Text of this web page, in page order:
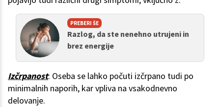
PREBERI ŠE
Razlog, da ste nenehno utrujeni in
brez energije
Izčrpanost: Oseba se lahko počuti izčrpano tudi po
minimalnih naporih, kar vpliva na vsakodnevno
delovanje.